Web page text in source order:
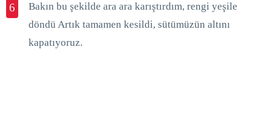
6
Bakın bu şekilde ara ara karıştırdım, rengi yeşile
döndü Artık tamamen kesildi, sütümüzün altını
kapatıyoruz.